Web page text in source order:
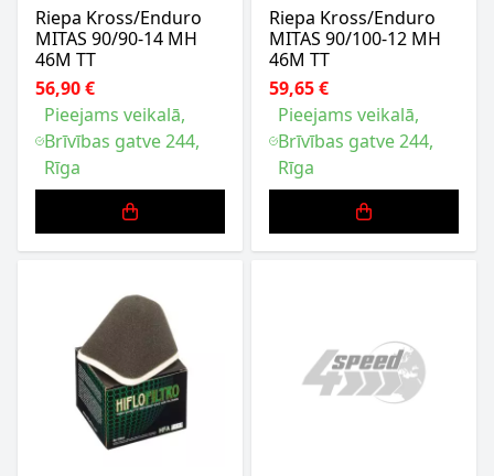
Riepa Kross/Enduro
MITAS 90/90-14 MH
46M TT
56,90 €
Pieejams veikalā,
Brīvības gatve 244,
Rīga
Riepa Kross/Enduro
MITAS 90/100-12 MH
46M TT
59,65 €
Pieejams veikalā,
Brīvības gatve 244,
Rīga